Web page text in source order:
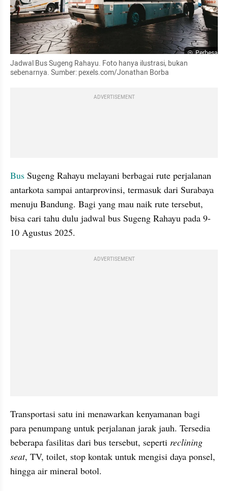
Perbesar
Jadwal Bus Sugeng Rahayu. Foto hanya ilustrasi, bukan
sebenarnya. Sumber: pexels.com/Jonathan Borba
ADVERTISEMENT
Bus Sugeng Rahayu melayani berbagai rute perjalanan
antarkota sampai antarprovinsi, termasuk dari Surabaya
menuju Bandung. Bagi yang mau naik rute tersebut,
bisa cari tahu dulu jadwal bus Sugeng Rahayu pada 9-
10 Agustus 2025.
ADVERTISEMENT
Transportasi satu ini menawarkan kenyamanan bagi
para penumpang untuk perjalanan jarak jauh. Tersedia
beberapa fasilitas dari bus tersebut, seperti reclining
seat, TV, toilet, stop kontak untuk mengisi daya ponsel,
hingga air mineral botol.